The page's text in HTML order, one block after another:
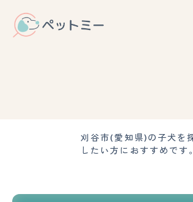
刈谷市(愛知県)の子犬を
したい方におすすめです。